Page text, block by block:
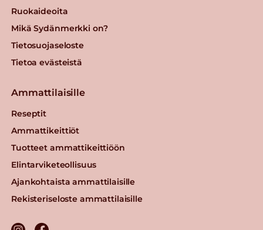
Ruokaideoita
Mikä Sydänmerkki on?
Tietosuojaseloste
Tietoa evästeistä
Ammattilaisille
Reseptit
Ammattikeittiöt
Tuotteet ammattikeittiöön
Elintarviketeollisuus
Ajankohtaista ammattilaisille
Rekisteriseloste ammattilaisille